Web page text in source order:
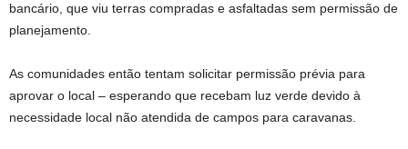
bancário, que viu terras compradas e asfaltadas sem permissão de
planejamento.
As comunidades então tentam solicitar permissão prévia para
aprovar o local – esperando que recebam luz verde devido à
necessidade local não atendida de campos para caravanas.